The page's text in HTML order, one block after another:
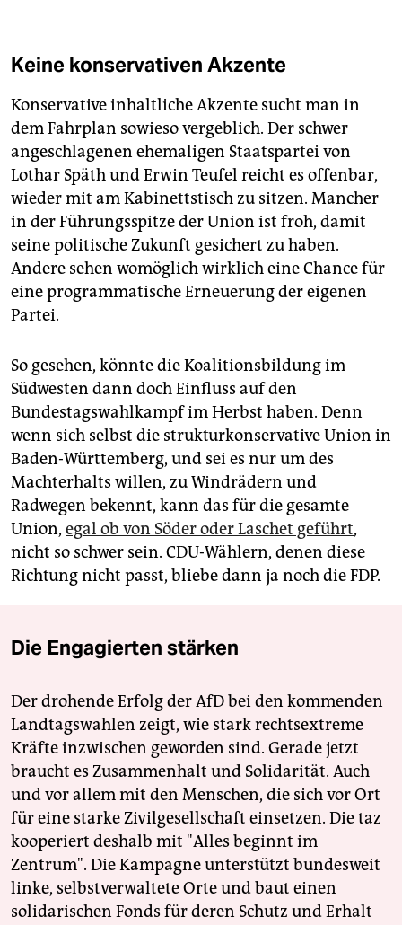
Keine konservativen Akzente
Konservative inhaltliche Akzente sucht man in
dem Fahrplan sowieso vergeblich. Der schwer
angeschlagenen ehemaligen Staatspartei von
Lothar Späth und Erwin Teufel reicht es offenbar,
wieder mit am Kabinettstisch zu sitzen. Mancher
in der Führungsspitze der Union ist froh, damit
seine politische Zukunft gesichert zu haben.
Andere sehen womöglich wirklich eine Chance für
eine programmatische Erneuerung der eigenen
Partei.
So gesehen, könnte die Koalitionsbildung im
Südwesten dann doch Einfluss auf den
Bundestagswahlkampf im Herbst haben. Denn
wenn sich selbst die strukturkonservative Union in
Baden-Württemberg, und sei es nur um des
Machterhalts willen, zu Windrädern und
Radwegen bekennt, kann das für die gesamte
Union, egal ob von Söder oder Laschet geführt,
nicht so schwer sein. CDU-Wählern, denen diese
Richtung nicht passt, bliebe dann ja noch die FDP.
Die Engagierten stärken
Der drohende Erfolg der AfD bei den kommenden
Landtagswahlen zeigt, wie stark rechtsextreme
Kräfte inzwischen geworden sind. Gerade jetzt
braucht es Zusammenhalt und Solidarität. Auch
und vor allem mit den Menschen, die sich vor Ort
für eine starke Zivilgesellschaft einsetzen. Die taz
kooperiert deshalb mit "Alles beginnt im
Zentrum". Die Kampagne unterstützt bundesweit
linke, selbstverwaltete Orte und baut einen
solidarischen Fonds für deren Schutz und Erhalt